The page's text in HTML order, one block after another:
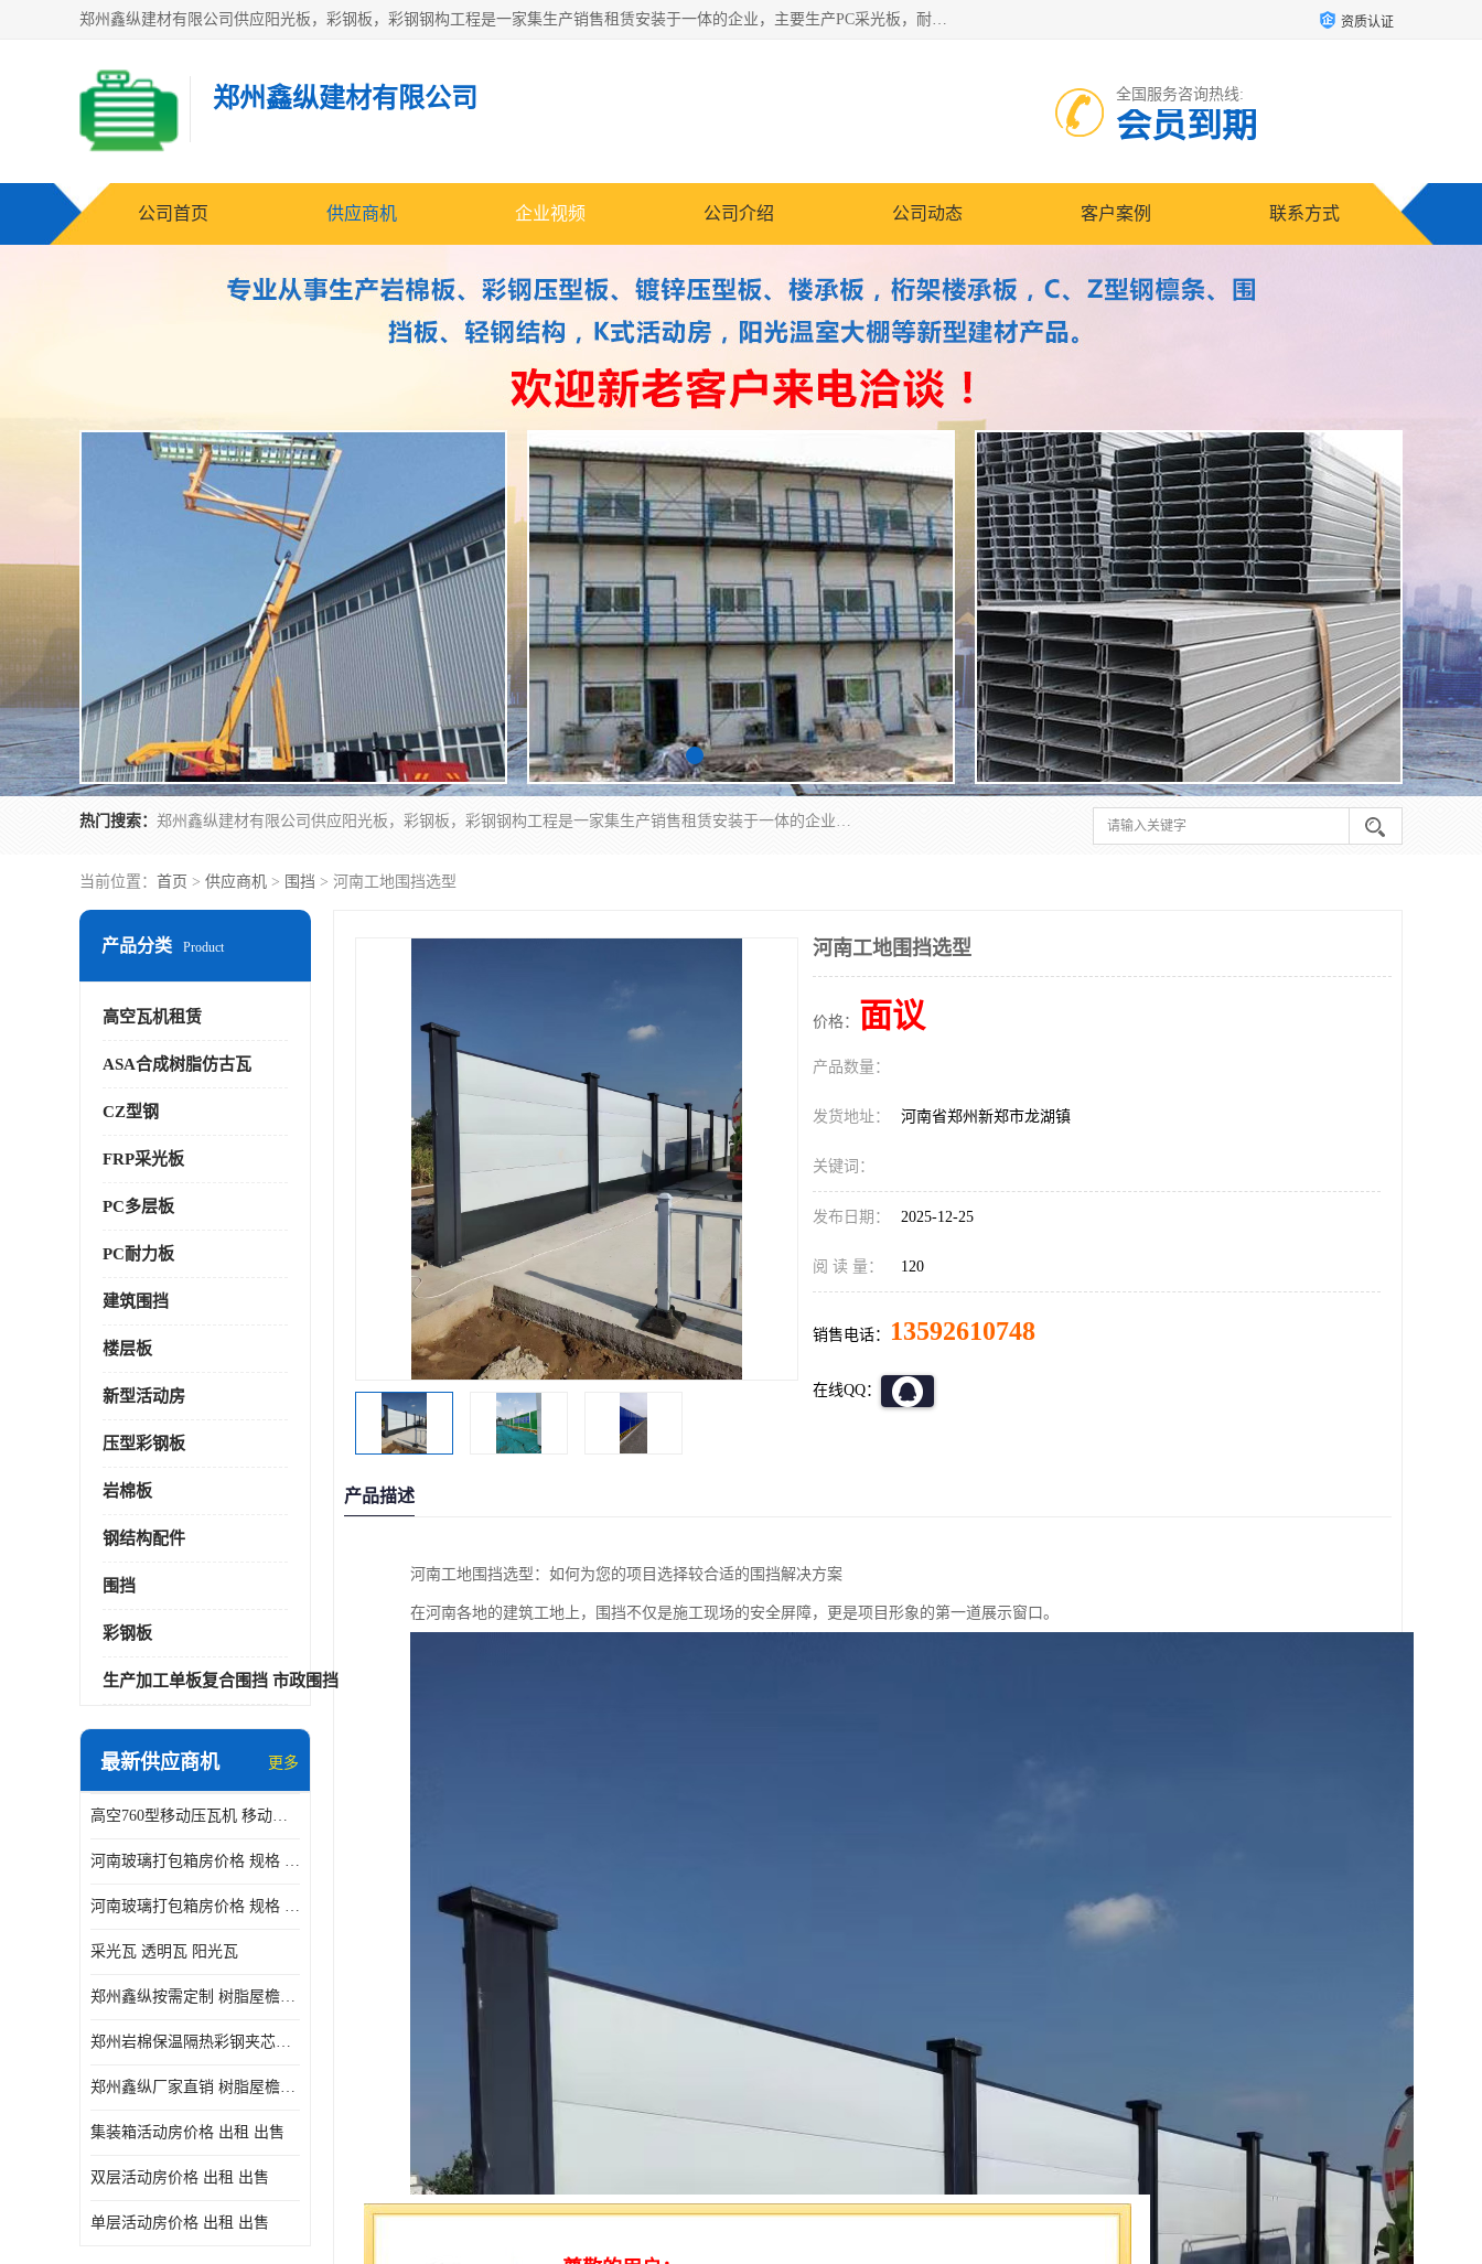
郑州鑫纵建材有限公司供应阳光板，彩钢板，彩钢钢构工程是一家集生产销售租赁安装于一体的企业，主要生产PC采光板，耐力板，仿古琉璃采光板，岩棉板、彩钢压型板、镀锌压型板、桁架楼承板，C、Z型钢檩条、围挡板、轻钢结构，阳光温室大棚等新型建材产品。公司旗下有多台移动式高空压瓦机租赁，承接全国各地业务，专业对外租赁各种型号压瓦机。 资质认证
郑州鑫纵建材有限公司 全国服务咨询热线:
会员到期
公司首页 供应商机 企业视频 公司介绍 公司动态 客户案例 联系方式
热门搜索： 郑州鑫纵建材有限公司供应阳光板，彩钢板，彩钢钢构工程是一家集生产销售租赁安装于一体的企业，主要生产PC采光板，耐力板，仿古琉璃采光板，岩棉板、彩钢压型板、镀锌压型板、桁架楼承板，C、Z型钢檩条、围挡板、轻钢结构，阳光温室大棚等新型建材产品。公司旗下有多台移动式高空压瓦机租赁，承接全国各地业务，专业对外租赁各种型号压瓦机。
当前位置： 首页 > 供应商机 > 围挡 > 河南工地围挡选型
产品分类 Product
高空瓦机租赁
ASA合成树脂仿古瓦
CZ型钢
FRP采光板
PC多层板
PC耐力板
建筑围挡
楼层板
新型活动房
压型彩钢板
岩棉板
钢结构配件
围挡
彩钢板
生产加工单板复合围挡 市政围挡
最新供应商机 更多
高空760型移动压瓦机 移动升降制瓦设备租赁选郑州鑫纵
河南玻璃打包箱房价格 规格 鑫纵建材按需定制
河南玻璃打包箱房价格 规格 鑫纵建材批发
采光瓦 透明瓦 阳光瓦
郑州鑫纵按需定制 树脂屋檐装饰塑料琉璃瓦片 中式仿古瓦的特点 价格
郑州岩棉保温隔热彩钢夹芯板 郑州鑫纵支持定做
郑州鑫纵厂家直销 树脂屋檐装饰塑料琉璃瓦片 中式仿古瓦的特点 价格
集装箱活动房价格 出租 出售
双层活动房价格 出租 出售
单层活动房价格 出租 出售
河南工地围挡选型
价格： 面议
产品数量：
发货地址： 河南省郑州新郑市龙湖镇
关键词：
发布日期： 2025-12-25
阅 读 量： 120
销售电话： 13592610748
在线QQ：
产品描述
河南工地围挡选型：如何为您的项目选择较合适的围挡解决方案
在河南各地的建筑工地上，围挡不仅是施工现场的安全屏障，更是项目形象的第一道展示窗口。